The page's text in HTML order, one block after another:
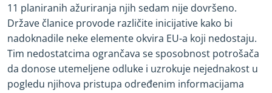
11 planiranih ažuriranja njih sedam nije dovršeno.
Države članice provode različite inicijative kako bi
nadoknadile neke elemente okvira EU-a koji nedostaju.
Tim nedostatcima ogrančava se sposobnost potrošača
da donose utemeljene odluke i uzrokuje nejednakost u
pogledu njihova pristupa određenim informacijama